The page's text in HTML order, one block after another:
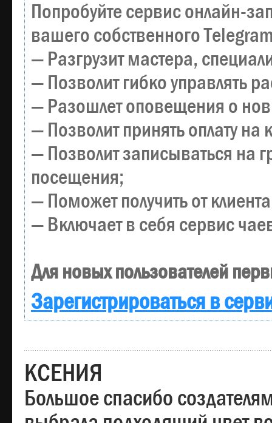
Попробуйте сервис онлайн-
вашего собственного
— Разгрузит мастера,
— Позволит гибко управлять
— Разошлет оповещения о
— Позволит принять оплату
— Позволит записываться на
посещения;
— Поможет получить от
— Включает в себя сервис
Для новых пользователей
Зарегистрироваться в
КСЕНИЯ
Большое спасибо